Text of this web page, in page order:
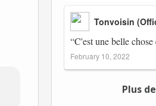
Tonvoisin
February 10, 2022
Plus